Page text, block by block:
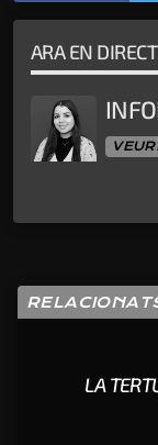
ARA EN
LA